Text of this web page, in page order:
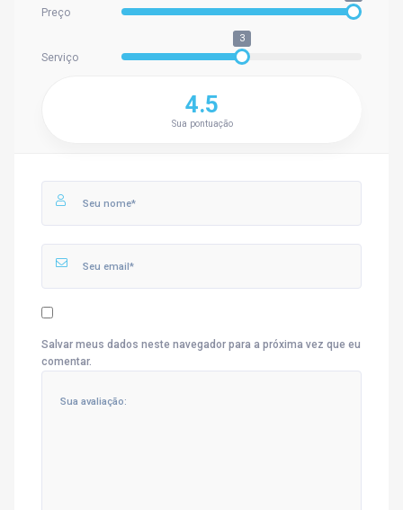
Preço
Serviço
3
4.5
Sua pontuação
Salvar meus dados neste navegador para a próxima vez que eu
comentar.